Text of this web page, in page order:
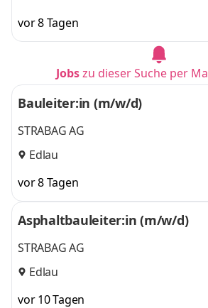
vor 8 Tagen
Jobszu dieser Suche per
Bauleiter:in (m/w/d)
STRABAG AG
Edlau
vor 8 Tagen
Asphaltbauleiter:in (m/w/d)
STRABAG AG
Edlau
vor 10 Tagen